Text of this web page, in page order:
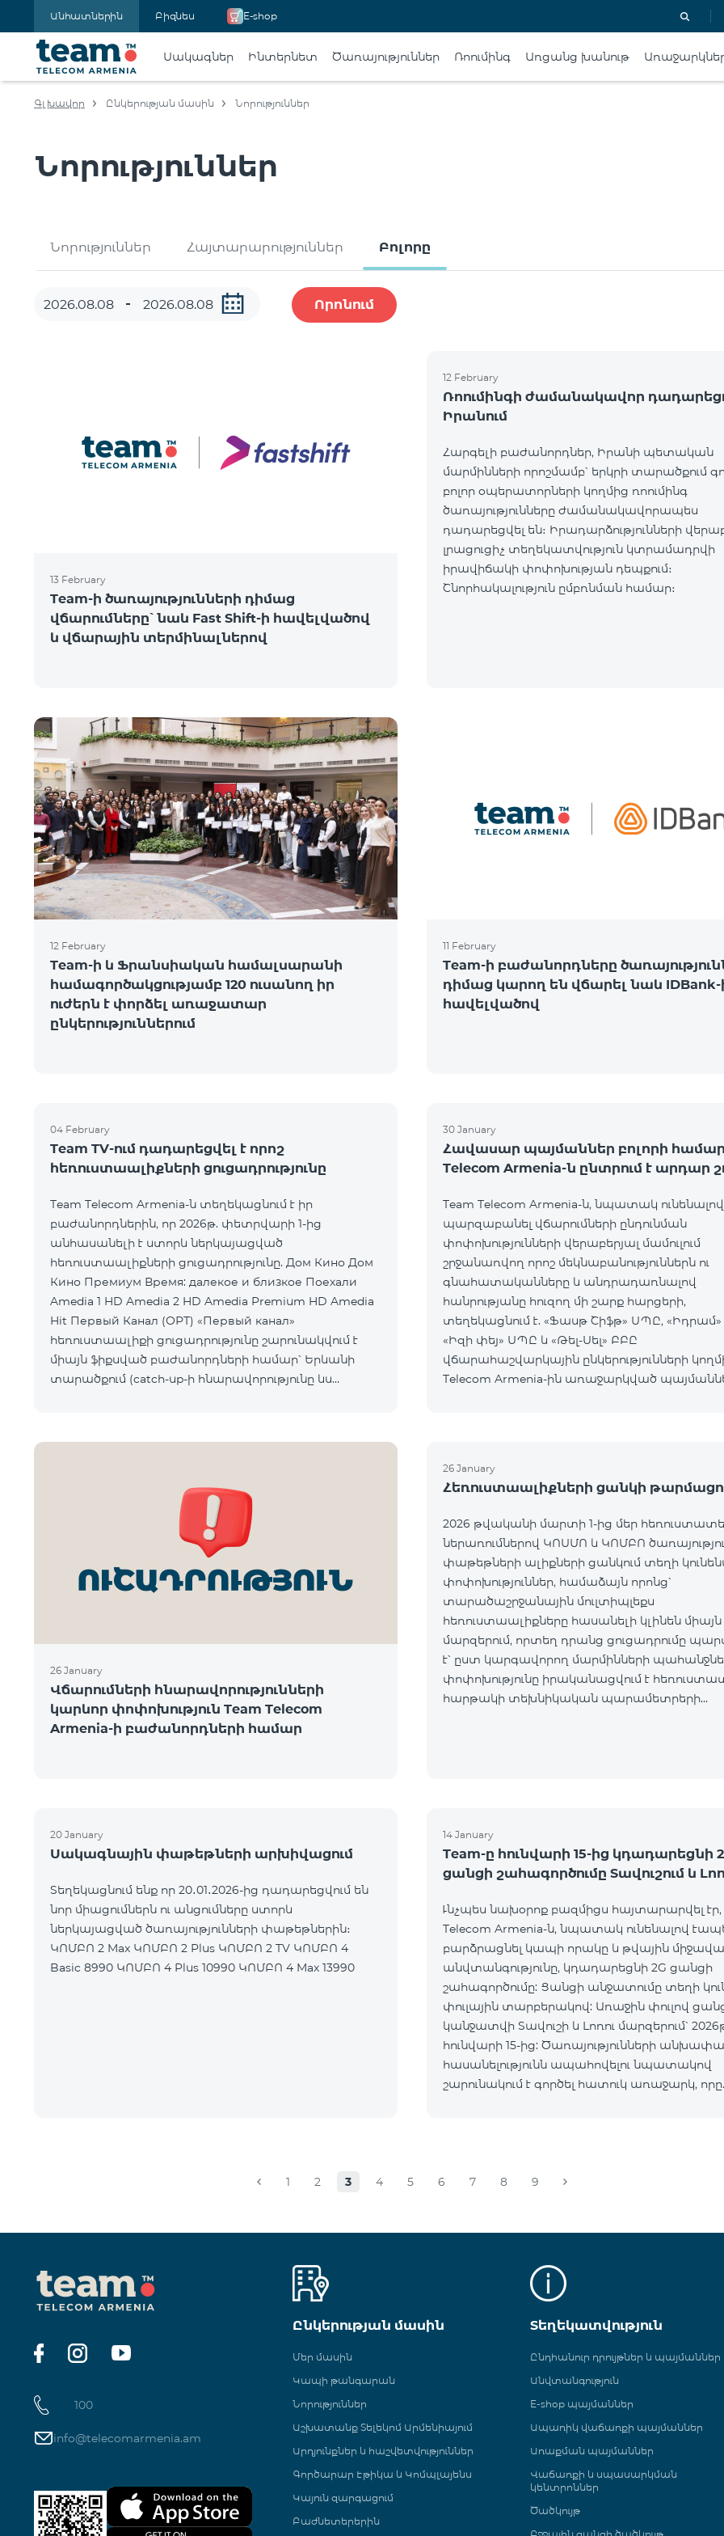
Անհատներին Բիզնես E-shop
Սակագներ Ինտերնետ Ծառայություններ Ռոումինգ Առցանց խանութ
Գլխավոր Ընկերության մասին Նորություններ
Նորություններ
Նորություններ Հայտարարություններ Բոլորը
Որոնում
13 February
Team-ի ծառայությունների դիմաց
վճարումները՝ նաև Fast Shift-ի հավելվածով
և վճարային տերմինալներով
12 February
Ռոումինգի ժամանակավոր
Իրանում
Հարգելի բաժանորդներ, Իրանի պետական
մարմինների որոշմամբ՝ երկրի տարածքում
բոլոր օպերատորների կողմից ռոումինգ
ծառայությունները ժամանակավորապես
դադարեցվել են։ Իրադարձությունների
լրացուցիչ տեղեկատվություն կտրամադրվի
իրավիճակի փոփոխության դեպքում։
Շնորհակալություն ըմբռնման համար։
12 February
Team-ի և Ֆրանսիական համալսարանի
համագործակցությամբ 120 ուսանող իր
ուժերն է փորձել առաջատար
ընկերություններում
11 February
Team-ի բաժանորդները
դիմաց կարող են վճարել նաև IDBank-
հավելվածով
04 February
Team TV-ում դադարեցվել է որոշ
հեռուստաալիքների ցուցադրությունը
Team Telecom Armenia-ն տեղեկացնում է իր
բաժանորդներին, որ 2026թ. փետրվարի 1-ից
անհասանելի է ստորև ներկայացված
հեռուստաալիքների ցուցադրությունը. Дом Кино Дом
Кино Премиум Время: далекое и близкое Поехали
Amedia 1 HD Amedia 2 HD Amedia Premium HD Amedia
Hit Первый Канал (ОРТ) «Первый канал»
հեռուստաալիքի ցուցադրությունը շարունակվում է
միայն ֆիքսված բաժանորդների համար՝ Երևանի
տարածքում (catch-up-ի հնարավորությունը ևս
30 January
Հավասար պայմաններ բոլորի
Telecom Armenia-ն ընտրում է արդար
Team Telecom Armenia-ն, նպատակ ունենալով
պարզաբանել վճարումների ընդունման
փոփոխությունների վերաբերյալ մամուլում
շրջանառվող որոշ մեկնաբանություններն ու
գնահատականները և անդրադառնալով
հանրությանը հուզող մի շարք հարցերի,
տեղեկացնում է. «Ֆասթ Շիֆթ» ՍՊԸ,
«Իզի փեյ» ՍՊԸ և «Թել-Սել» ԲԲԸ
վճարահաշվարկային ընկերությունների
Telecom Armenia-ին առաջարկված
26 January
Վճարումների հնարավորությունների
կարևոր փոփոխություն Team Telecom
Armenia-ի բաժանորդների համար
26 January
Հեռուստաալիքների ցանկի
2026 թվականի մարտի 1-ից մեր
ներառումներով ԿՈՍՄՈ և ԿՈՄԲՈ
փաթեթների ալիքների ցանկում տեղի
փոփոխություններ, համաձայն որոնց՝
տարածաշրջանային մուլտիպլեքս
հեռուստաալիքները հասանելի կլինեն միայն
մարզերում, որտեղ դրանց ցուցադրումը
է՝ ըստ կարգավորող մարմինների
փոփոխությունը իրականացվում է
հարթակի տեխնիկական պարամետրերի
20 January
Սակագնային փաթեթների արխիվացում
Տեղեկացնում ենք որ 20․01․2026-ից դադարեցվում են
նոր միացումներն ու անցումները ստորև
ներկայացված ծառայությունների փաթեթներին։
ԿՈՄԲՈ 2 Max ԿՈՄԲՈ 2 Plus ԿՈՄԲՈ 2 TV ԿՈՄԲՈ 4
Basic 8990 ԿՈՄԲՈ 4 Plus 10990 ԿՈՄԲՈ 4 Max 13990
14 January
Team-ը հունվարի 15-ից կդադարեցնի
ցանցի շահագործումը Տավուշում և
Ւնչպես նախօրոք բազմիցս հայտարարվել էր,
Telecom Armenia-ն, նպատակ ունենալով
բարձրացնել կապի որակը և թվային
անվտանգությունը, կդադարեցնի 2G ցանցի
շահագործումը: Ցանցի անջատումը տեղի
փուլային տարբերակով: Առաջին փուլով
կանջատվի Տավուշի և Լոռու մարզերում՝
հունվարի 15-ից: Ծառայությունների
հասանելությունն ապահովելու նպատակով
շարունակում է գործել հատուկ առաջարկ, որը
1 2 3 4 5 6 7 8 9
100
info@telecomarmenia.am
Ընկերության մասին
Մեր մասին
Կապի թանգարան
Նորություններ
Աշխատանք Տելեկոմ Արմենիայում
Արդյունքներ և հաշվետվություններ
Գործարար Էթիկա և Կոմպլայենս
Կայուն զարգացում
Բաժնետերերին
Տեղեկատվություն
Ընդհանուր դրույթներ և պայմաններ
Անվտանգություն
E-shop պայմաններ
Ապառիկ վաճառքի պայմաններ
Առաքման պայմաններ
Վաճառքի և սպասարկման
կենտրոններ
Ծածկույթ